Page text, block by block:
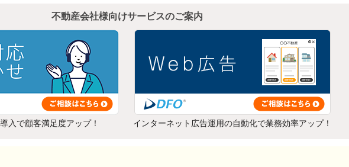
不動産会社様向けサービスのご案内
入で顧客満足度アップ！ インターネット広告運用の自動化で業務効率アップ！